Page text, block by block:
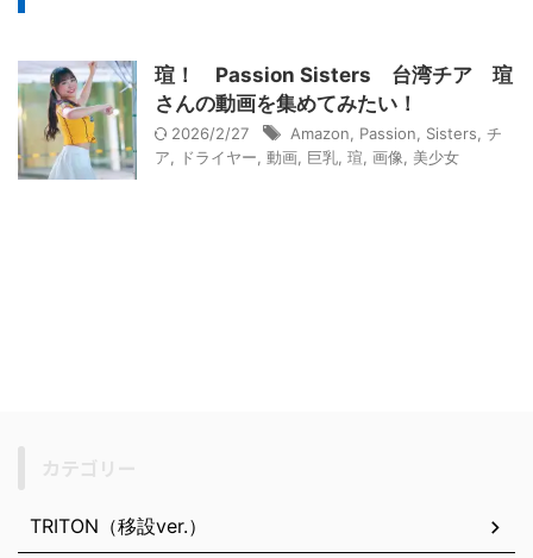
瑄！ Passion Sisters 台湾チア 瑄
さんの動画を集めてみたい！
2026/2/27 Amazon Passion Sisters チ
ア
ドライヤー 動画 巨乳 瑄 画像 美少女
TRITON（移設ver.）